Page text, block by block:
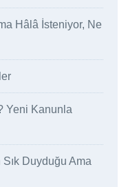
Hâlâ İsteniyor, Ne
Yeni Kanunla
Duyduğu Ama